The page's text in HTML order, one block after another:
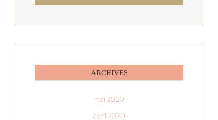
ARCHIVES
mai 2020
avril 2020